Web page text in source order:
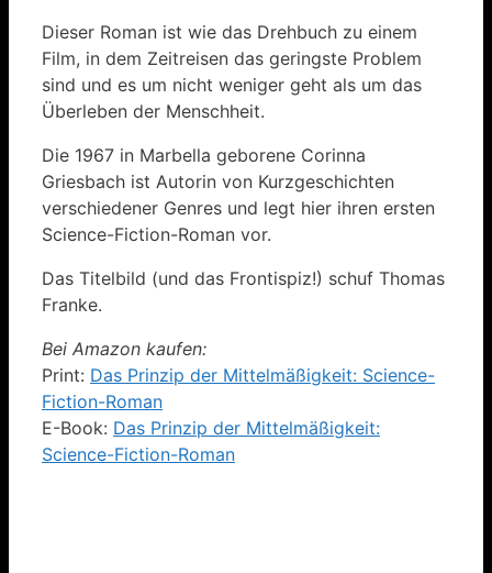
Dieser Roman ist wie das Drehbuch zu einem
Film, in dem Zeitreisen das geringste Problem
sind und es um nicht weniger geht als um das
Überleben der Menschheit.
Die 1967 in Marbella geborene Corinna
Griesbach ist Autorin von Kurzgeschichten
verschiedener Genres und legt hier ihren ersten
Science-Fiction-Roman vor.
Das Titelbild (und das Frontispiz!) schuf Thomas
Franke.
Bei Amazon kaufen:
Print: Das Prinzip der Mittelmäßigkeit: Science-
Fiction-Roman
E-Book: Das Prinzip der Mittelmäßigkeit:
Science-Fiction-Roman